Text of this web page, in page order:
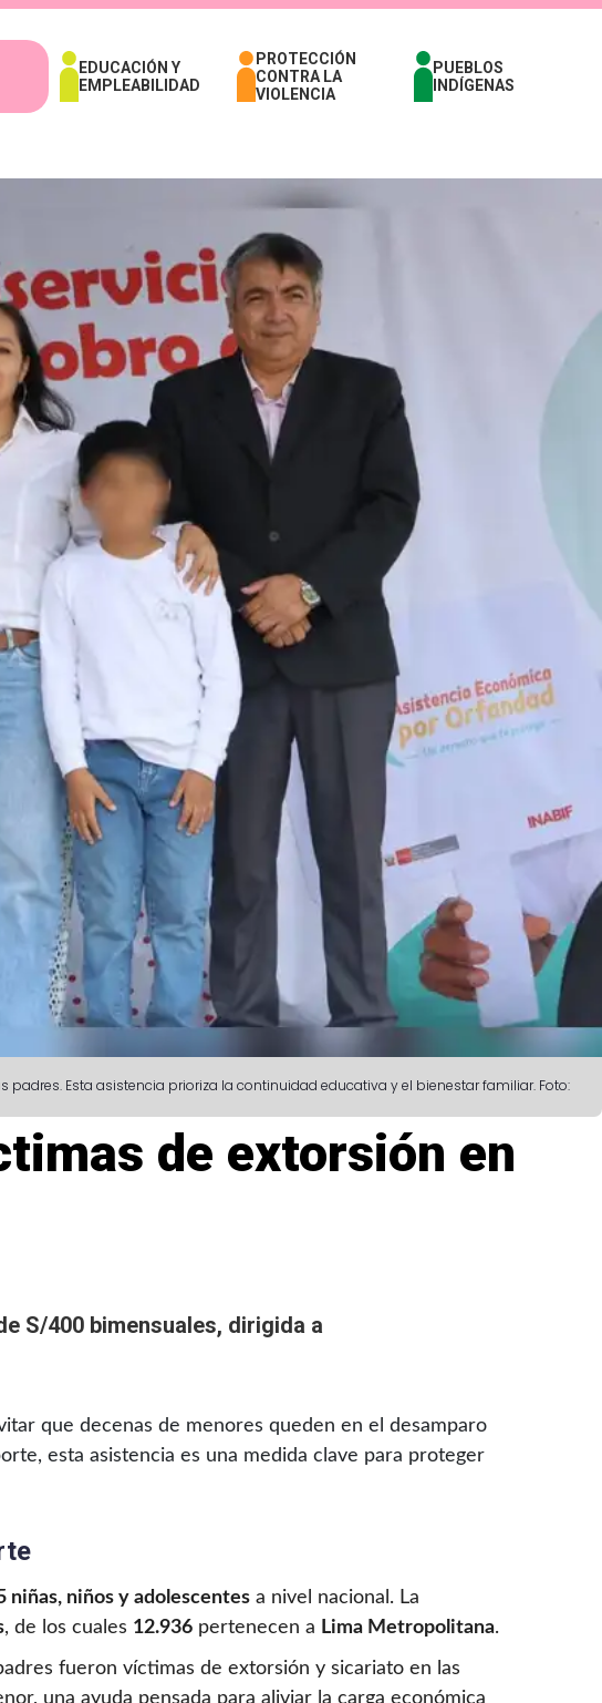
EDUCACIÓN Y
EMPLEABILIDAD
PROTECCIÓN
CONTRA LA
VIOLENCIA
PUEBLOS
INDÍGENAS
Esta asistencia prioriza la continuidad educativa y el bienestar familiar. Foto:
de extorsión en
S/400 bimensuales, dirigida a
que decenas de menores queden en el desamparo
esta asistencia es una medida clave para proteger
niñas, niños y adolescentes a nivel nacional. La
, de los cuales 12.936 pertenecen a Lima Metropolitana.
fueron víctimas de extorsión y sicariato en las
una ayuda pensada para aliviar la carga económica